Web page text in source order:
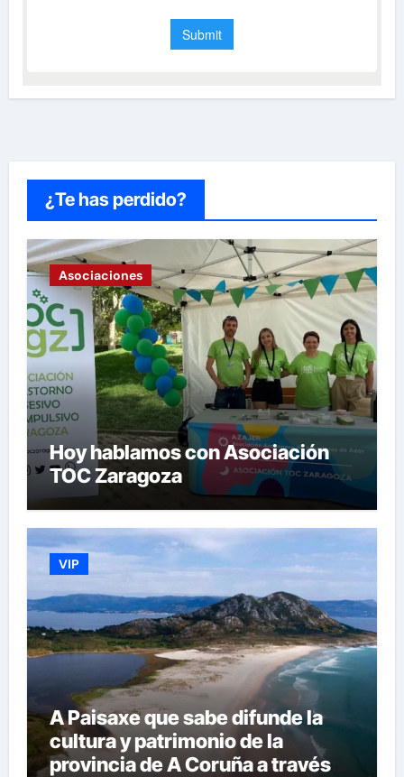
¿Te has perdido?
Asociaciones
Hoy hablamos con Asociación
TOC Zaragoza
VIP
A Paisaxe que sabe difunde la
cultura y patrimonio de la
provincia de A Coruña a través